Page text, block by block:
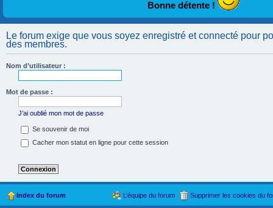
Bonne détente !
Le forum exige que vous soyez enregistré et connecté pour
des membres.
Nom d’utilisateur :
Mot de passe :
J’ai oublié mon mot de passe
Se souvenir de moi
Cacher mon statut en ligne pour cette session
Index du forum Supprimer les cookies du
L’équipe du forum